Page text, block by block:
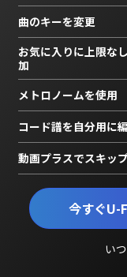
今すぐU-
い
曲のキーを変更
お気に入りに上限な
加
メトロノームを使用
コード譜を自分用に
動画プラスでスキッ